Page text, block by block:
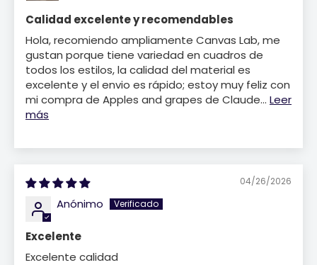
Calidad excelente y recomendables
Hola, recomiendo ampliamente Canvas Lab, me
gustan porque tiene variedad en cuadros de
todos los estilos, la calidad del material es
excelente y el envio es rápido; estoy muy feliz con
mi compra de Apples and grapes de Claude... Leer
más
04/26/2026
Anónimo
Excelente
Excelente calidad